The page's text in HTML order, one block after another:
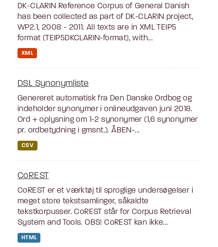
DK-CLARIN Reference Corpus of General Danish
has been collected as part of DK-CLARIN project,
WP2.1, 2008 - 2011. All texts are in XML TEIP5
format (TEIP5DKCLARIN-format), with...
XML
DSL Synonymliste
Genereret automatisk fra Den Danske Ordbog og
indeholder synonymer i onlineudgaven juni 2018.
Ord + oplysning om 1-2 synonymer (1,6 synonymer
pr. ordbetydning i gmsnt.). ÅBEN-...
CSV
CoREST
CoREST er et værktøj til sproglige undersøgelser i
meget store tekstsamlinger, såkaldte
tekstkorpusser. CoREST står for Corpus Retrieval
System and Tools. OBS! CoREST kan ikke...
HTML